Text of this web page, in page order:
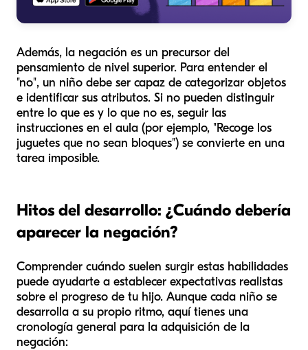
Además, la negación es un precursor del
pensamiento de nivel superior. Para entender el
"no", un niño debe ser capaz de categorizar objetos
e identificar sus atributos. Si no pueden distinguir
entre lo que es y lo que no es, seguir las
instrucciones en el aula (por ejemplo, "Recoge los
juguetes que no sean bloques") se convierte en una
tarea imposible.
Hitos del desarrollo: ¿Cuándo debería
aparecer la negación?
Comprender cuándo suelen surgir estas habilidades
puede ayudarte a establecer expectativas realistas
sobre el progreso de tu hijo. Aunque cada niño se
desarrolla a su propio ritmo, aquí tienes una
cronología general para la adquisición de la
negación: